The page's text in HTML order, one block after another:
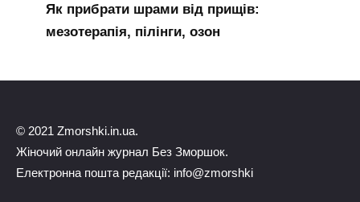
Як прибрати шрами від прищів:
мезотерапія, пілінги, озон
© 2021 Zmorshki.in.ua.
Жіночий онлайн журнал Без Зморшок.
Електронна пошта редакції: info@zmorshki